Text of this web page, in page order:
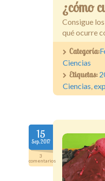
¿cómo
Consigue
qué ocurre
Categoría:
Ciencias
Etiquetas:
Ciencias,
15
Sep.2017
3
comentarios